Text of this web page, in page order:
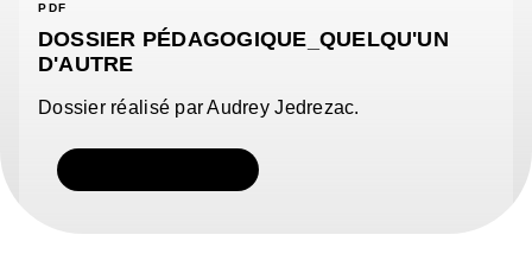
PDF
DOSSIER PÉDAGOGIQUE_QUELQU'UN
D'AUTRE
Dossier réalisé par Audrey Jedrezac.